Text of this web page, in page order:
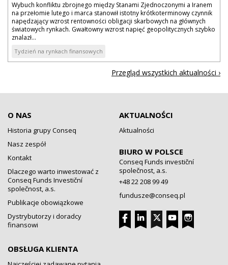
Wybuch konfliktu zbrojnego między Stanami Zjednoczonymi a Iranem
na przełomie lutego i marca stanowił istotny krótkoterminowy czynnik
napędzający wzrost rentowności obligacji skarbowych na głównych
światowych rynkach. Gwałtowny wzrost napięć geopolitycznych szybko
znalazł...
Tydzień na rynkach finansowych
Przegląd wszystkich aktualności ›
O NAS
Historia grupy Conseq
Nasz zespół
Kontakt
Dlaczego warto inwestować z
Conseq Funds Investiční
společnost, a.s.
Publikacje obowiązkowe
Dystrybutorzy i doradcy
finansowi
OBSŁUGA KLIENTA
AKTUALNOŚCI
Aktualności
BIURO W POLSCE
Conseq Funds investiční
společnost, a.s.
+48 22 208 99 49
fundusze@conseq.pl